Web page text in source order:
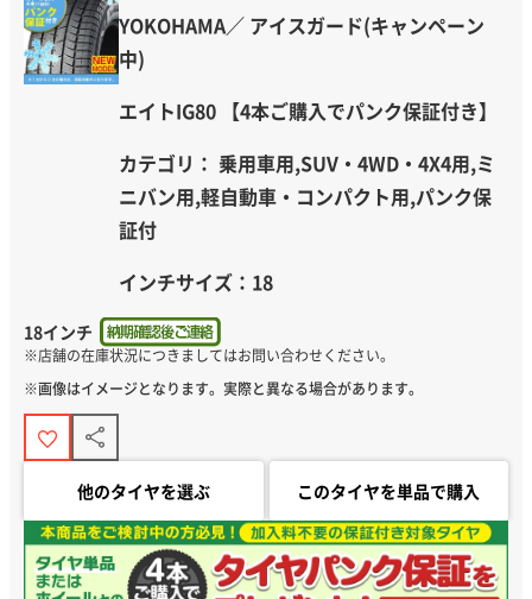
YOKOHAMA／ アイスガード(キャンペーン
中)
エイトIG80 【4本ご購入でパンク保証付き】
カテゴリ： 乗用車用,SUV・4WD・4X4用,ミ
ニバン用,軽自動車・コンパクト用,パンク保
証付
インチサイズ：18
18インチ
※画像はイメージとなります。実際と異なる場合があります。
他のタイヤを選ぶ このタイヤを単品で購入